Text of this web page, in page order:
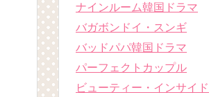
ナインルーム韓国ドラマ
バガボンドイ・スンギ
バッドパパ韓国ドラマ
パーフェクトカップル
ビューティー・インサイド